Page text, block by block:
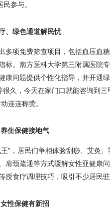
参与。
、 绿色通道解民忧
项免费筛查项目，包括血压血糖
标。南方医科大学第三附属医院
康问题提供个性化指导，并开通
很久，今天在家门口就能咨询到
连连称赞。
生保健接地气
，居民们争相体验刮痧、艾灸、
肩颈疏通等方式缓解女性亚健康
授食疗调理技巧，吸引不少居民
性保健有新招